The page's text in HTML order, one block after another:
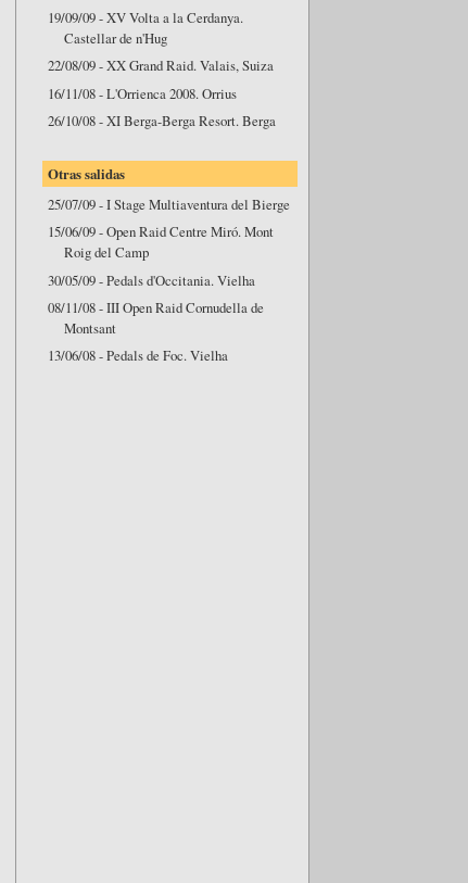
19/09/09 - XV Volta a la Cerdanya.
Castellar de n'Hug
22/08/09 - XX Grand Raid. Valais, Suiza
16/11/08 - L'Orrienca 2008. Orrius
26/10/08 - XI Berga-Berga Resort. Berga
Otras salidas
25/07/09 - I Stage Multiaventura del Bierge
15/06/09 - Open Raid Centre Miró. Mont
Roig del Camp
30/05/09 - Pedals d'Occitania. Vielha
08/11/08 - III Open Raid Cornudella de
Montsant
13/06/08 - Pedals de Foc. Vielha